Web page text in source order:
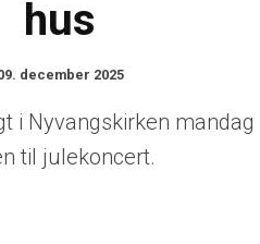
hus
december 2025
i Nyvangskirken mandag
til julekoncert.